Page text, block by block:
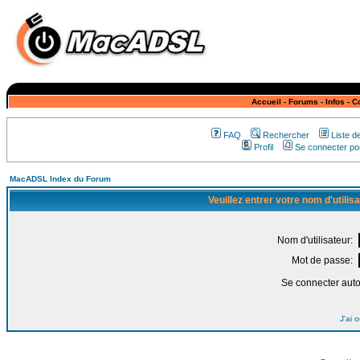
Accueil - Forums - Infos -
FAQ Rechercher
Liste
Profil
Se connecter
MacADSL Index du Forum
Veuillez entrer votre nom
Nom d'utilisateur:
Mot de passe:
Se connecter
J'ai